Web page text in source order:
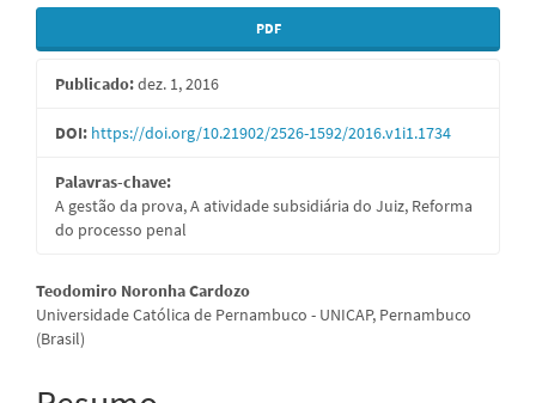
Barra
lateral
de
artigos
PDF
Publicado:dez. 1, 2016
DOI: https://doi.org/10.21902/2526-1592/2016.v1i1.1734
Palavras-chave:
A gestão da prova, A atividade subsidiária do Juiz, Reforma
do processo penal
Conteúdo
do
Teodomiro Noronha Cardozo
Universidade Católica de Pernambuco - UNICAP, Pernambuco
(Brasil)